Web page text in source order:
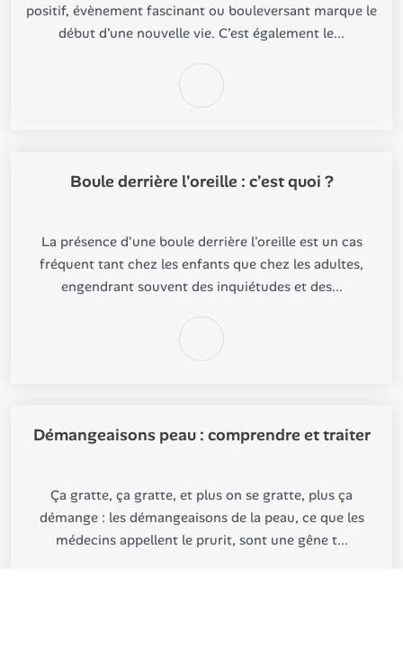
positif, évènement fascinant ou bouleversant marque le
début d’une nouvelle vie. C’est également le...
Boule derrière l'oreille : c'est quoi ?
La présence d'une boule derrière l'oreille est un cas
fréquent tant chez les enfants que chez les adultes,
engendrant souvent des inquiétudes et des...
Démangeaisons peau : comprendre et traiter
Ça gratte, ça gratte, et plus on se gratte, plus ça
démange : les démangeaisons de la peau, ce que les
médecins appellent le prurit, sont une gêne t...